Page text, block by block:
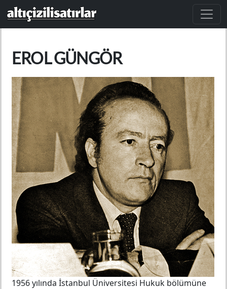
Ana içeriğe atla
EROL GÜNGÖR
1956 yılında İstanbul Üniversitesi Hukuk bölümüne